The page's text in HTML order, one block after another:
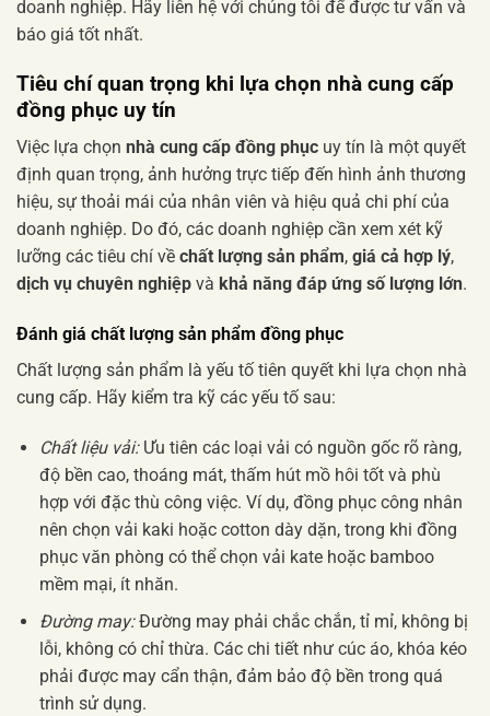
doanh nghiệp. Hãy liên hệ với chúng tôi để được tư vấn và
báo giá tốt nhất.
Tiêu chí quan trọng khi lựa chọn nhà cung cấp
đồng phục uy tín
Việc lựa chọn nhà cung cấp đồng phục uy tín là một quyết
định quan trọng, ảnh hưởng trực tiếp đến hình ảnh thương
hiệu, sự thoải mái của nhân viên và hiệu quả chi phí của
doanh nghiệp. Do đó, các doanh nghiệp cần xem xét kỹ
lưỡng các tiêu chí về chất lượng sản phẩm, giá cả hợp lý,
dịch vụ chuyên nghiệp và khả năng đáp ứng số lượng lớn.
Đánh giá chất lượng sản phẩm đồng phục
Chất lượng sản phẩm là yếu tố tiên quyết khi lựa chọn nhà
cung cấp. Hãy kiểm tra kỹ các yếu tố sau:
Chất liệu vải:Ưu tiên các loại vải có nguồn gốc rõ ràng,
độ bền cao, thoáng mát, thấm hút mồ hôi tốt và phù
hợp với đặc thù công việc. Ví dụ, đồng phục công nhân
nên chọn vải kaki hoặc cotton dày dặn, trong khi đồng
phục văn phòng có thể chọn vải kate hoặc bamboo
mềm mại, ít nhăn.
Đường may:Đường may phải chắc chắn, tỉ mỉ, không bị
lỗi, không có chỉ thừa. Các chi tiết như cúc áo, khóa kéo
phải được may cẩn thận, đảm bảo độ bền trong quá
trình sử dụng.